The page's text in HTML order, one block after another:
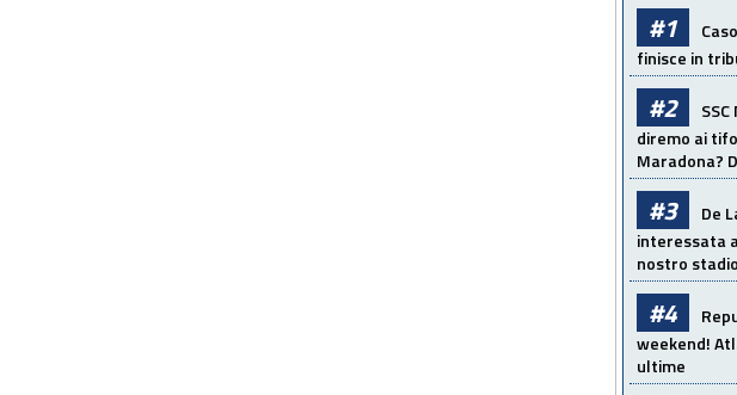
#1
finisce in
#2
diremo ai
Maradona?
#3 De
interessata
nostro
#4
weekend!
ultime